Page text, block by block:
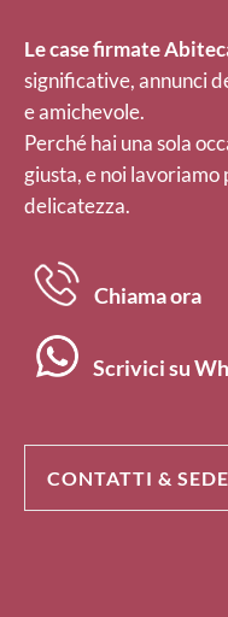
Le case firmate
significative, annunci
e amichevole.
Perché hai una sola
giusta, e noi lavoriamo
delicatezza.
Chiama ora
Scrivici su
CONTATTI & SEDE